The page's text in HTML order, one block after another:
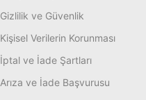
Gizlilik ve Güvenlik
Kişisel Verilerin Korunması
İptal ve İade Şartları
Arıza ve İade Başvurusu